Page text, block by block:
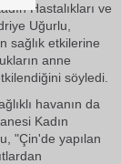
Hastalıkları ve
Uğurlu,
sağlık etkilerine
anne
söyledi.
havanın da
Kadın
"Çin'de yapılan